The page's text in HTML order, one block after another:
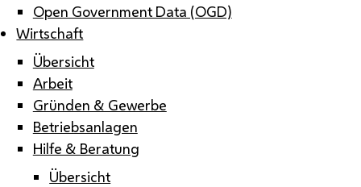
Open Government Data (OGD)
Wirtschaft
Übersicht
Arbeit
Gründen & Gewerbe
Betriebsanlagen
Hilfe & Beratung
Übersicht